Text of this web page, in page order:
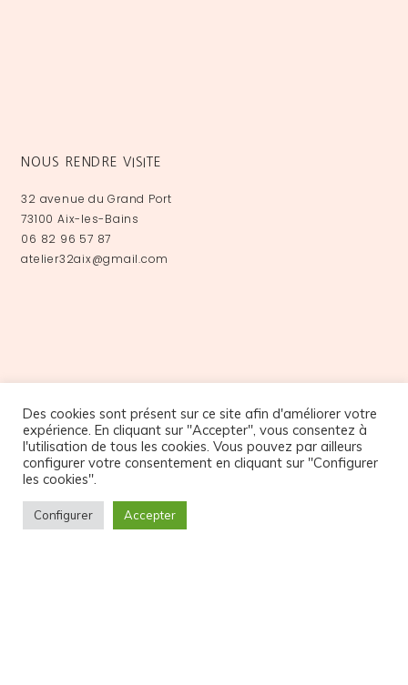
NOUS RENDRE VISITE
32 avenue du Grand Port
73100 Aix-les-Bains
06 82 96 57 87
atelier32aix@gmail.com
NOS PARTENAIRES
Des cookies sont présent sur ce site afin d'améliorer votre
expérience. En cliquant sur "Accepter", vous consentez à
l'utilisation de tous les cookies. Vous pouvez par ailleurs
configurer votre consentement en cliquant sur "Configurer
les cookies".
Configurer Accepter